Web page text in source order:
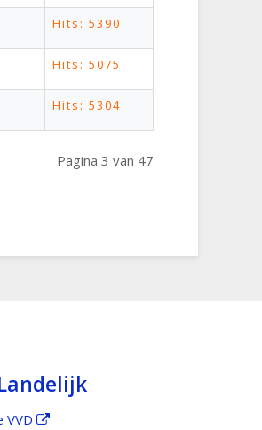
Hits: 5390
Hits: 5075
Hits: 5304
Pagina 3 van 47
VVD